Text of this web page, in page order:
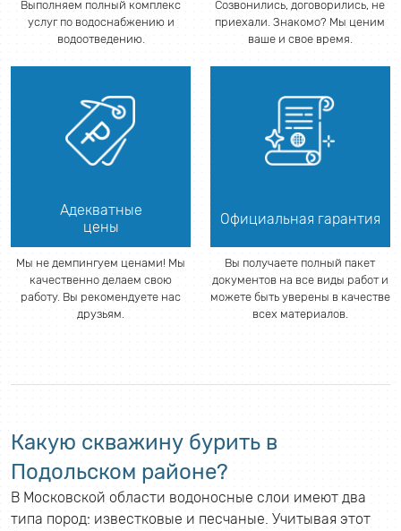
Выполняем полный комплекс
услуг по водоснабжению и
водоотведению.
Созвонились, договорились, не
приехали. Знакомо? Мы ценим
ваше и свое время.
Адекватные
цены
Мы не демпингуем ценами! Мы
качественно делаем свою
работу. Вы рекомендуете нас
друзьям.
Официальная гарантия
Вы получаете полный пакет
документов на все виды работ и
можете быть уверены в качестве
всех материалов.
Какую скважину бурить в
Подольском районе?
В Московской области водоносные слои имеют два
типа пород: известковые и песчаные. Учитывая этот